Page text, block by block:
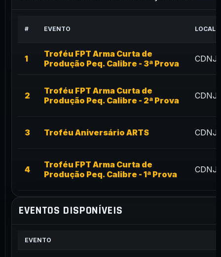
# EVENTO LOCAL
1
Troféu FPT Arma Curta de
Produção Peq. Calibre - 3ª Prova
2
Troféu FPT Arma Curta de
Produção Peq. Calibre - 2ª Prova
3 Troféu Aniversário ARTS
4
Troféu FPT Arma Curta de
Produção Peq. Calibre - 1ª Prova
EVENTOS DISPONÍVEIS
EVENTO